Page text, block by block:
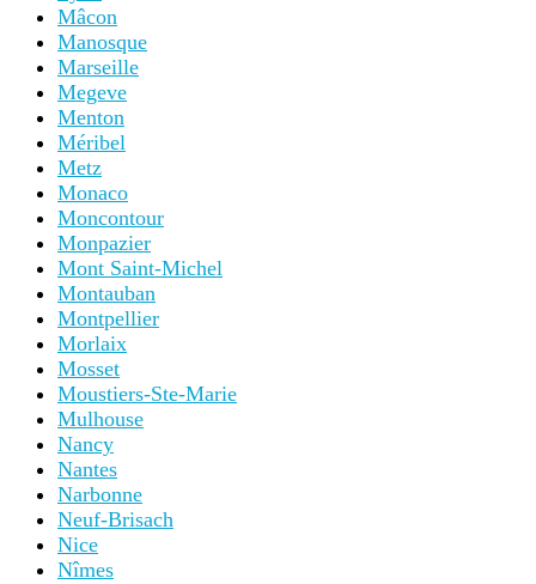
Mâcon
Manosque
Marseille
Megeve
Menton
Méribel
Metz
Monaco
Moncontour
Monpazier
Mont Saint-Michel
Montauban
Montpellier
Morlaix
Mosset
Moustiers-Ste-Marie
Mulhouse
Nancy
Nantes
Narbonne
Neuf-Brisach
Nice
Nîmes